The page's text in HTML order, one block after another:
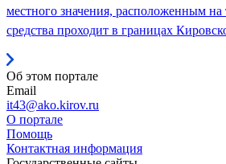
местного значения, расположенным
средства проходит в границах
Об этом портале
Email
it43@ako.kirov.ru
О портале
Помощь
Контактная информация